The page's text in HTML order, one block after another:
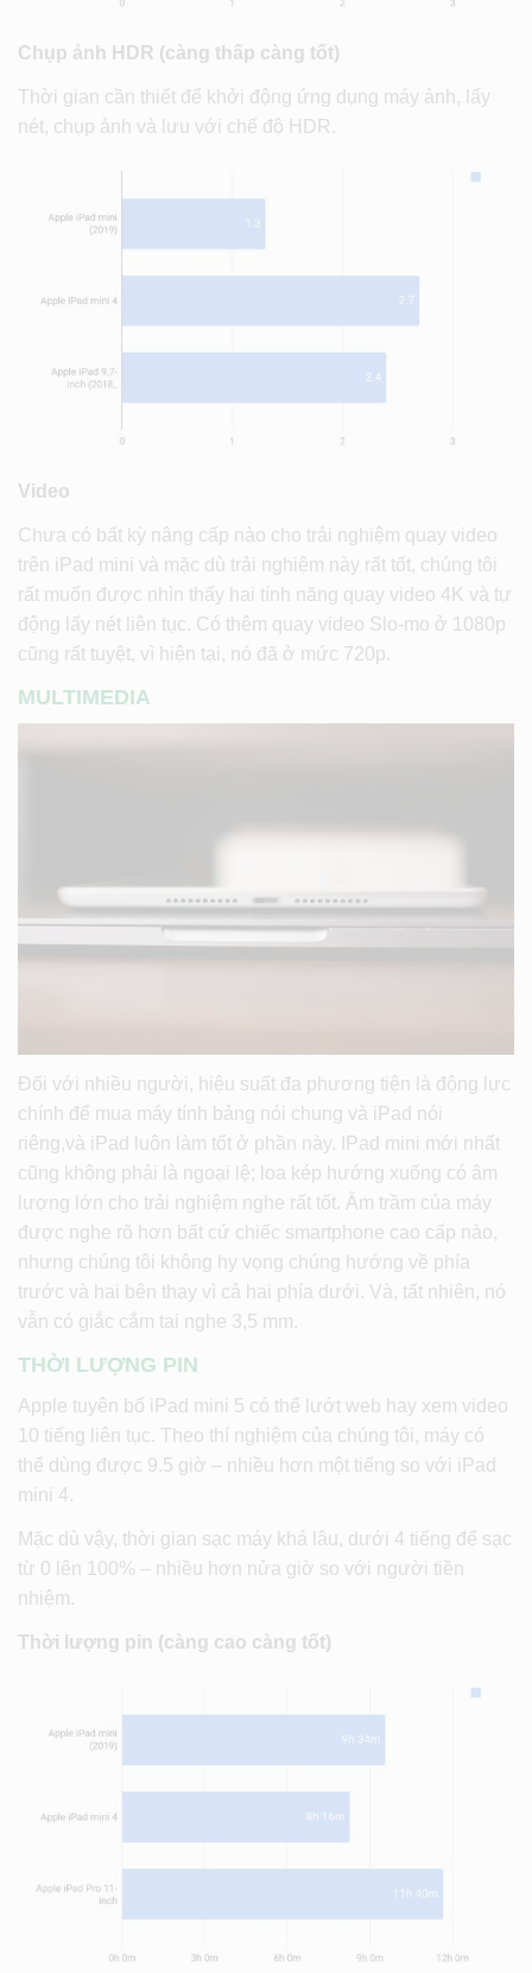
Chụp ảnh HDR (càng thấp càng tốt)
Thời gian cần thiết để khởi động ứng dụng máy ảnh, lấy
nét, chụp ảnh và lưu với chế độ HDR.
Video
Chưa có bất kỳ nâng cấp nào cho trải nghiệm quay video
trên iPad mini và mặc dù trải nghiệm này rất tốt, chúng tôi
rất muốn được nhìn thấy hai tính năng quay video 4K và tự
động lấy nét liên tục. Có thêm quay video Slo-mo ở 1080p
cũng rất tuyệt, vì hiện tại, nó đã ở mức 720p.
MULTIMEDIA
Đối với nhiều người, hiệu suất đa phương tiện là động lực
chính để mua máy tính bảng nói chung và iPad nói
riêng,và iPad luôn làm tốt ở phần này. IPad mini mới nhất
cũng không phải là ngoại lệ; loa kép hướng xuống có âm
lượng lớn cho trải nghiệm nghe rất tốt. Âm trầm của máy
được nghe rõ hơn bất cứ chiếc smartphone cao cấp nào,
nhưng chúng tôi không hy vọng chúng hướng về phía
trước và hai bên thay vì cả hai phía dưới. Và, tất nhiên, nó
vẫn có giắc cắm tai nghe 3,5 mm.
THỜI LƯỢNG PIN
Apple tuyên bố iPad mini 5 có thể lướt web hay xem video
10 tiếng liên tục. Theo thí nghiệm của chúng tôi, máy có
thể dùng được 9.5 giờ – nhiều hơn một tiếng so với iPad
mini 4.
Mặc dù vậy, thời gian sạc máy khá lâu, dưới 4 tiếng để sạc
từ 0 lên 100% – nhiều hơn nửa giờ so với người tiền
nhiệm.
Thời lượng pin (càng cao càng tốt)